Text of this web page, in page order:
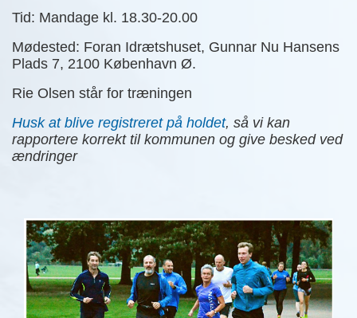
Tid: Mandage kl. 18.30-20.00
Mødested: Foran Idrætshuset, Gunnar Nu Hansens
Plads 7, 2100 København Ø.
Rie Olsen står for træningen
Husk at blive registreret på holdet, så vi kan
rapportere korrekt til kommunen og give besked ved
ændringer